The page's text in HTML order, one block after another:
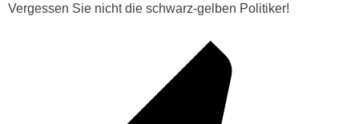
Vergessen Sie nicht die schwarz-gelben Politiker!